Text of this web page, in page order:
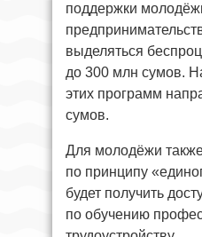
поддержки
выделяться
до 300 млн сумов.
этих программ
сумов.
Для молодёжи
по принципу
будет получить
по обучению